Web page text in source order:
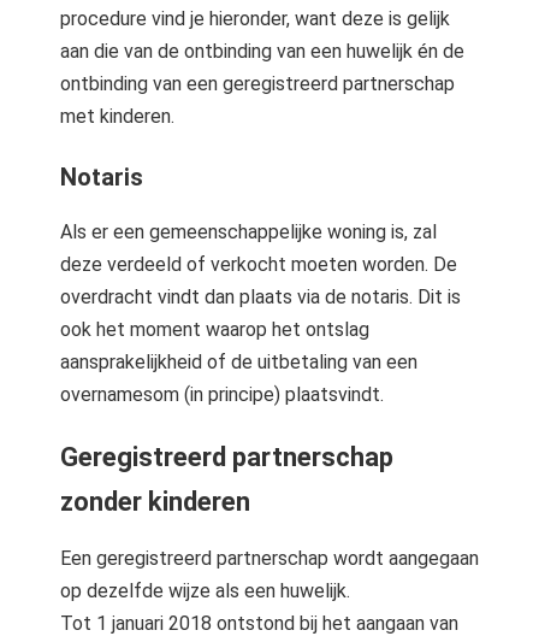
procedure vind je hieronder, want deze is gelijk
aan die van de ontbinding van een huwelijk én de
ontbinding van een geregistreerd partnerschap
met kinderen.
Notaris
Als er een gemeenschappelijke woning is, zal
deze verdeeld of verkocht moeten worden. De
overdracht vindt dan plaats via de notaris. Dit is
ook het moment waarop het ontslag
aansprakelijkheid of de uitbetaling van een
overnamesom (in principe) plaatsvindt.
Geregistreerd partnerschap
zonder kinderen
Een geregistreerd partnerschap wordt aangegaan
op dezelfde wijze als een huwelijk.
Tot 1 januari 2018 ontstond bij het aangaan van